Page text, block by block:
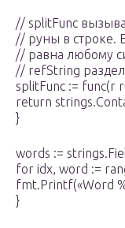
// splitFunc
// руны в строке.
// равна любому
// refString
splitFunc := func(r
return
}
words :=
for idx, word :=
fmt.Printf(«Word
}